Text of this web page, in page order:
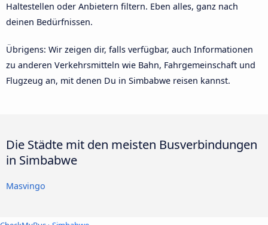
Haltestellen oder Anbietern filtern. Eben alles, ganz nach
deinen Bedürfnissen.
Übrigens: Wir zeigen dir, falls verfügbar, auch Informationen
zu anderen Verkehrsmitteln wie Bahn, Fahrgemeinschaft und
Flugzeug an, mit denen Du in Simbabwe reisen kannst.
Die Städte mit den meisten Busverbindungen
in Simbabwe
Masvingo